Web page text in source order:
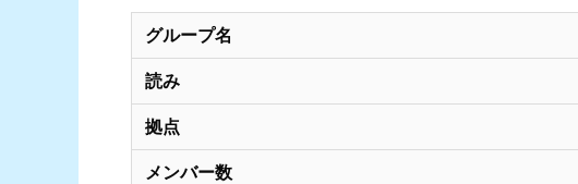
グループ名
読み
拠点
メンバー数